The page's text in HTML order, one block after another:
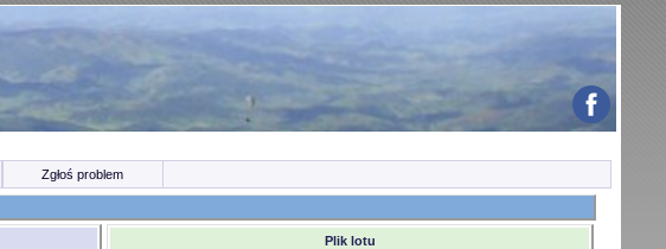
Zgłoś problem
Plik lotu